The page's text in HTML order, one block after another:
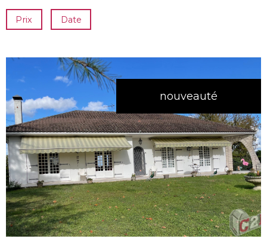
Prix Date
nouveauté
voir le
bien